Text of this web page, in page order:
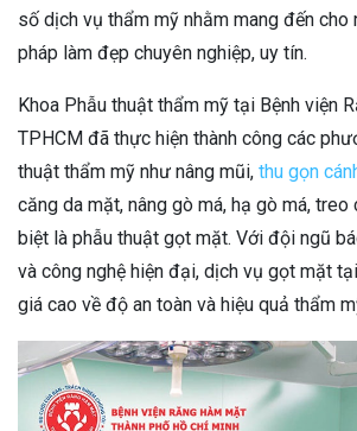
số dịch vụ thẩm mỹ nhằm mang đến
pháp làm đẹp chuyên nghiệp, uy tín.
Khoa Phẫu thuật thẩm mỹ tại Bệnh viện
TPHCM đã thực hiện thành công các
thuật thẩm mỹ như nâng mũi, thu gọn
căng da mặt, nâng gò má, hạ gò má,
biệt là phẫu thuật gọt mặt. Với đội ngũ
và công nghệ hiện đại, dịch vụ gọt mặt
giá cao về độ an toàn và hiệu quả thẩm